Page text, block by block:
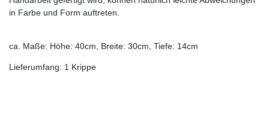
in Farbe und Form auftreten.
ca. Maße: Höhe: 40cm, Breite: 30cm, Tiefe: 14cm
Lieferumfang: 1 Krippe